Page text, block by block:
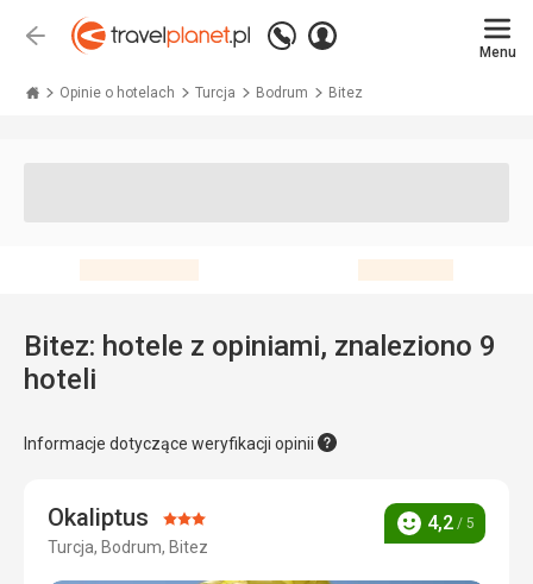
Wstecz
Zadzwoń
+48 71 771 76 55
Zaloguj
Menu
Opinie o hotelach Turcja Bodrum Bitez
Bitez: hotele z opiniami, znaleziono 9
hoteli
Informacje dotyczące weryfikacji opinii
Okaliptus Ocena:
3/5
Turcja, Bodrum, Bitez
Ocena
4,2 / 5